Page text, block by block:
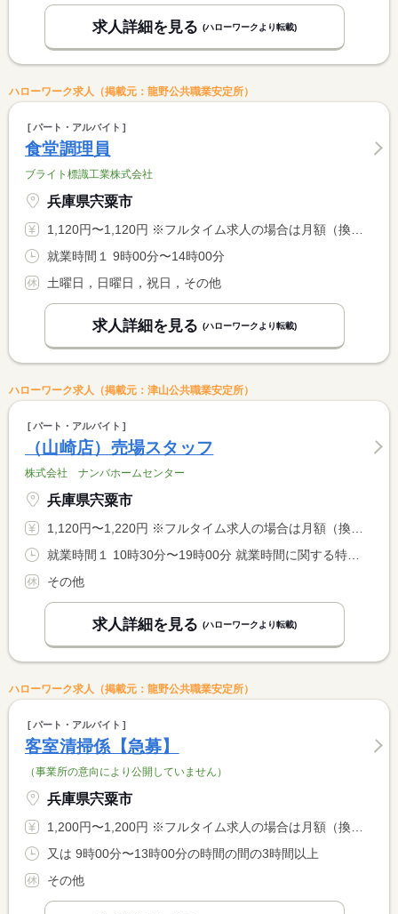
求人詳細を見る (ハローワークより転載)
ハローワーク求人（掲載元：龍野公共職業安定所）
パート・アルバイト
食堂調理員
ブライト標識工業株式会社
兵庫県宍粟市
1,120円〜1,120円 ※フルタイム求人の場合は月額（換算額）、パート求人の場合は時間額を表示しています。
就業時間１ 9時00分〜14時00分
土曜日，日曜日，祝日，その他
求人詳細を見る (ハローワークより転載)
ハローワーク求人（掲載元：津山公共職業安定所）
パート・アルバイト
（山崎店）売場スタッフ
株式会社 ナンバホームセンター
兵庫県宍粟市
1,120円〜1,220円 ※フルタイム求人の場合は月額（換算額）、パート求人の場合は時間額を表示しています。
その他
求人詳細を見る (ハローワークより転載)
ハローワーク求人（掲載元：龍野公共職業安定所）
パート・アルバイト
客室清掃係【急募】
（事業所の意向により公開していません）
兵庫県宍粟市
1,200円〜1,200円 ※フルタイム求人の場合は月額（換算額）、パート求人の場合は時間額を表示しています。
又は 9時00分〜13時00分の時間の間の3時間以上
その他